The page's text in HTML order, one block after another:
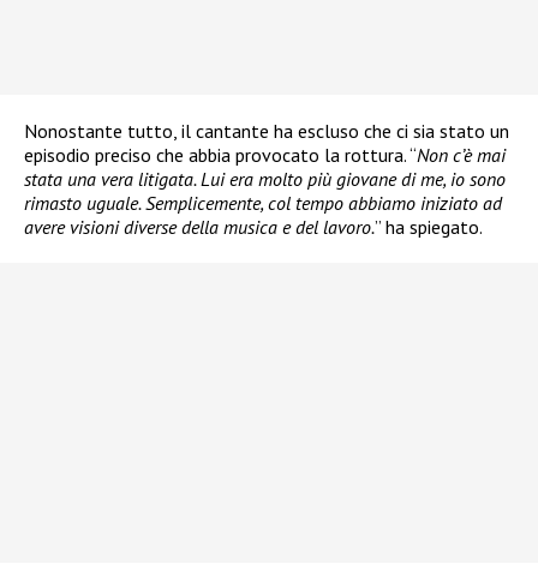
Nonostante tutto, il cantante ha escluso che ci sia stato un
episodio preciso che abbia provocato la rottura. “Non c’è mai
stata una vera litigata. Lui era molto più giovane di me, io sono
rimasto uguale. Semplicemente, col tempo abbiamo iniziato ad
avere visioni diverse della musica e del lavoro.” ha spiegato.